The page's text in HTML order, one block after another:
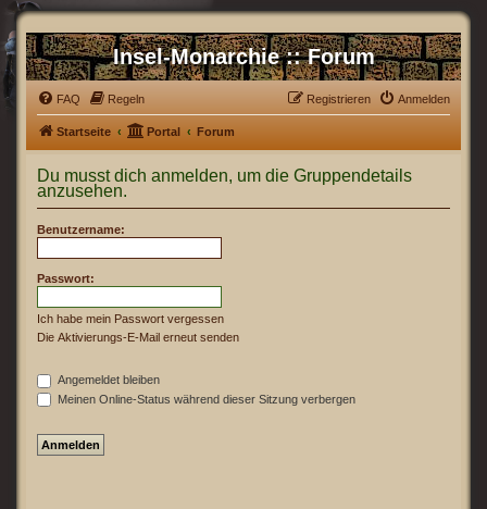
Insel-Monarchie :: Forum
FAQ Regeln Anmelden
Registrieren
Startseite Portal Forum
Du musst dich anmelden, um die Gruppendetails
anzusehen.
Benutzername:
Passwort:
Ich habe mein Passwort vergessen
Die Aktivierungs-E-Mail erneut senden
Angemeldet bleiben
Meinen Online-Status während dieser Sitzung verbergen